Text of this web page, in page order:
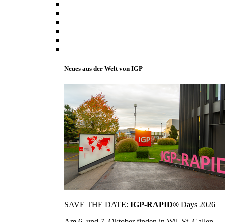
Neues aus der Welt von IGP
SAVE THE DATE: IGP-RAPID® Days 2026